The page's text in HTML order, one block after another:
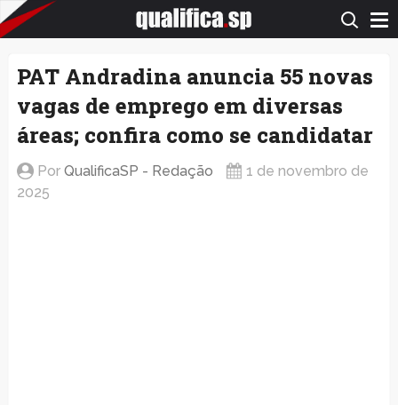
QualificaSP.com
PAT Andradina anuncia 55 novas
vagas de emprego em diversas
áreas; confira como se candidatar
Por QualificaSP - Redação
1 de novembro de
2025